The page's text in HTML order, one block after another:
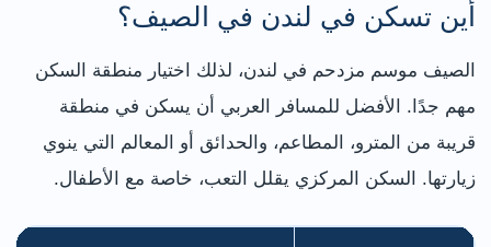
أين تسكن في لندن في الصيف؟
الصيف موسم مزدحم في لندن، لذلك اختيار منطقة السكن
مهم جدًا. الأفضل للمسافر العربي أن يسكن في منطقة
قريبة من المترو، المطاعم، والحدائق أو المعالم التي ينوي
زيارتها. السكن المركزي يقلل التعب، خاصة مع الأطفال.